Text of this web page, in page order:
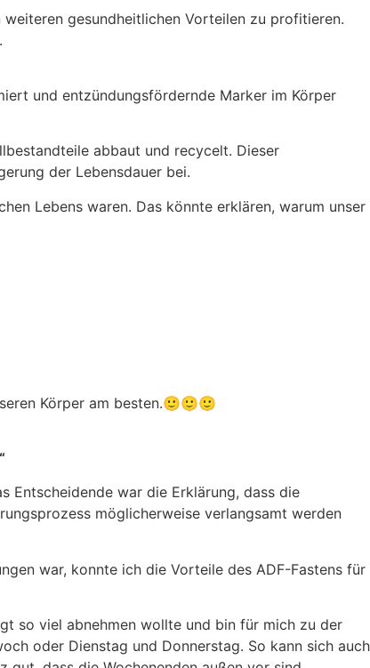
gesundheitlichen Vorteilen zu profitieren.
und entzündungsfördernde Marker im Körper
abbaut und recycelt. Dieser
der Lebensdauer bei.
Lebens waren. Das könnte erklären, warum unser
Körper am besten.🙂🙂🙂
Entscheidende war die Erklärung, dass die
möglicherweise verlangsamt werden
war, konnte ich die Vorteile des ADF-Fastens für
so viel abnehmen wollte und bin für mich zu der
oder Dienstag und Donnerstag. So kann sich auch